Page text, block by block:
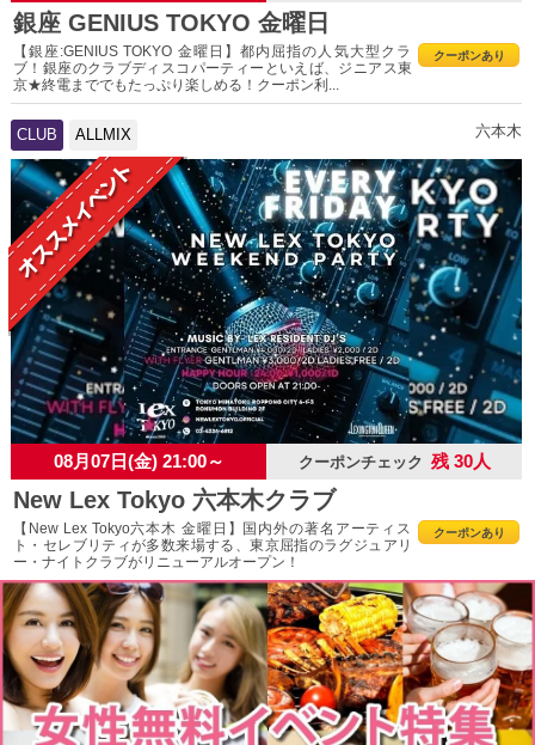
銀座 GENIUS TOKYO 金曜日
クーポンあり
【銀座:GENIUS TOKYO 金曜日】都内屈指の人気大型クラ
ブ！銀座のクラブディスコパーティーといえば、ジニアス東
京★終電まででもたっぷり楽しめる！クーポン利...
CLUB ALLMIX 六本木
08月07日(金) 21:00～ クーポンチェック 残 30人
New Lex Tokyo 六本木クラブ
クーポンあり
【New Lex Tokyo六本木 金曜日】国内外の著名アーティス
ト・セレブリティが多数来場する、東京屈指のラグジュアリ
ー・ナイトクラブがリニューアルオープン！